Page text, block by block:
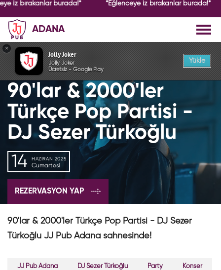
iz bırakanlar burada!* *Eğlenceye iz bırakanlar burada!*
ADANA
GEÇMİŞ ETKİNLİK
90'lar & 2000'ler
Türkçe Pop Partisi -
DJ Sezer Türkoğlu
14 HAZIRAN 2025
Cumartesi
REZERVASYON YAP
90'lar & 2000'ler Türkçe Pop Partisi - DJ Sezer
Türkoğlu JJ Pub Adana sahnesinde!
JJ Pub Adana DJ Sezer Türkoğlu Party Konser
×
Jolly Joker
Jolly Joker
Ücretsiz - Google Play
Yükle